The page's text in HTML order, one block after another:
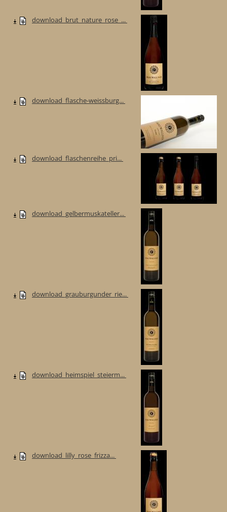
download_brut_nature_rose_...
download_flasche-weissburg...
download_flaschenreihe_pri...
download_gelbermuskateller...
download_grauburgunder_rie...
download_heimspiel_steierm...
download_lilly_rose_frizza...